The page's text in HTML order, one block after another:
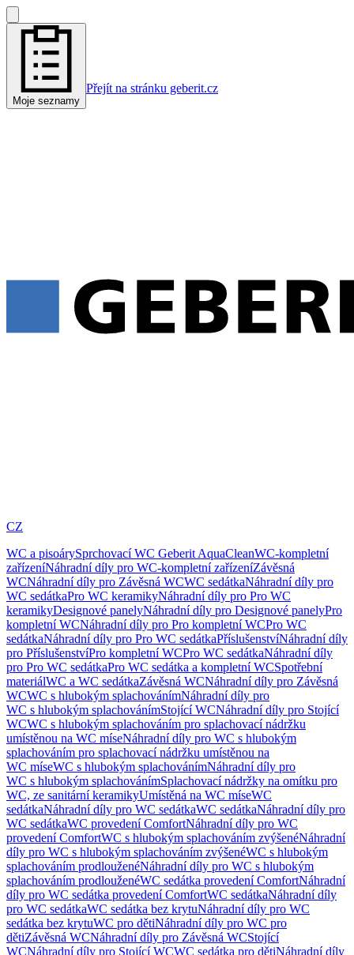
Moje seznamy
Přejít na stránku geberit.cz
CZ
WC a pisoárySprchovací WC Geberit AquaCleanWC-kompletní
zařízeníNáhradní díly pro WC-kompletní zařízeníZávěsná
WCNáhradní díly pro Závěsná WCWC sedátkaNáhradní díly pro
WC sedátkaPro WC keramikyNáhradní díly pro Pro WC
keramikyDesignové panelyNáhradní díly pro Designové panelyPro
kompletní WCNáhradní díly pro Pro kompletní WCPro WC
sedátkaNáhradní díly pro Pro WC sedátkaPříslušenstvíNáhradní díly
pro PříslušenstvíPro kompletní WCPro WC sedátkaNáhradní díly
pro Pro WC sedátkaPro WC sedátka a kompletní WCSpotřební
materiálWC a WC sedátkaZávěsná WCNáhradní díly pro Závěsná
WCWC s hlubokým splachovánímNáhradní díly pro
WC s hlubokým splachovánímStojící WCNáhradní díly pro Stojící
WCWC s hlubokým splachováním pro splachovací nádržku
umístěnou na WC míseNáhradní díly pro WC s hlubokým
splachováním pro splachovací nádržku umístěnou na
WC míseWC s hlubokým splachovánímNáhradní díly pro
WC s hlubokým splachovánímSplachovací nádržky na omítku pro
WC, ze sanitární keramikyUmístěná na WC míseWC
sedátkaNáhradní díly pro WC sedátkaWC sedátkaNáhradní díly pro
WC sedátkaWC provedení ComfortNáhradní díly pro WC
provedení ComfortWC s hlubokým splachováním zvýšenéNáhradní
díly pro WC s hlubokým splachováním zvýšenéWC s hlubokým
splachováním prodlouženéNáhradní díly pro WC s hlubokým
splachováním prodlouženéWC sedátka provedení ComfortNáhradní
díly pro WC sedátka provedení ComfortWC sedátkaNáhradní díly
pro WC sedátkaWC sedátka bez krytuNáhradní díly pro WC
sedátka bez krytuWC pro dětiNáhradní díly pro WC pro
dětiZávěsná WCNáhradní díly pro Závěsná WCStojící
WCNáhradní díly pro Stojící WCWC sedátka pro dětiNáhradní díly